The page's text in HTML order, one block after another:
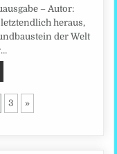
– Autor:
heraus,
der Welt
3 »